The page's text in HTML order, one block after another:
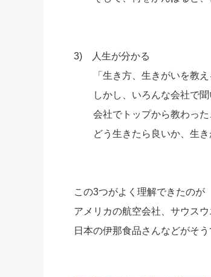
3) 人生が分かる
「生き方、生きがいを教え
しかし、いろんな会社で聞
会社でトップから教わった
どう生きたら良いか、生き
この3つがよく理解できたのが
アメリカの航空会社、サウス
日本の伊那食品さんなどがそう